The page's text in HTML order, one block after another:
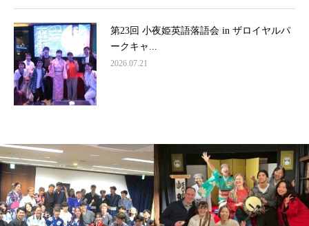
第23回 小夜姫英語落語会 in ザロイヤルパ
ークキャ...
2026.07.21